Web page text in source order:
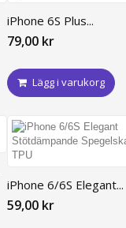
iPhone 6S Plus...
79,00 kr
Lägg i varukorg
iPhone 6/6S Elegant...
59,00 kr